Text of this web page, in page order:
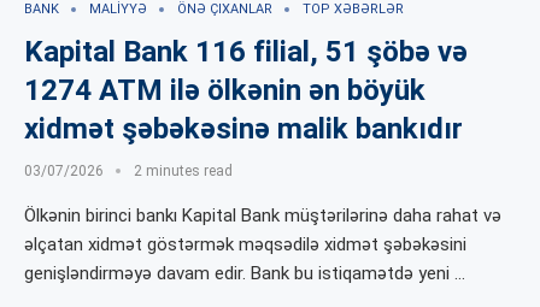
BANK MALIYYƏ ÖNƏ ÇIXANLAR TOP XƏBƏRLƏR
Kapital Bank 116 filial, 51 şöbə və
1274 ATM ilə ölkənin ən böyük
xidmət şəbəkəsinə malik bankıdır
03/07/2026 2 minutes read
Ölkənin birinci bankı Kapital Bank müştərilərinə daha rahat və
əlçatan xidmət göstərmək məqsədilə xidmət şəbəkəsini
genişləndirməyə davam edir. Bank bu istiqamətdə yeni …